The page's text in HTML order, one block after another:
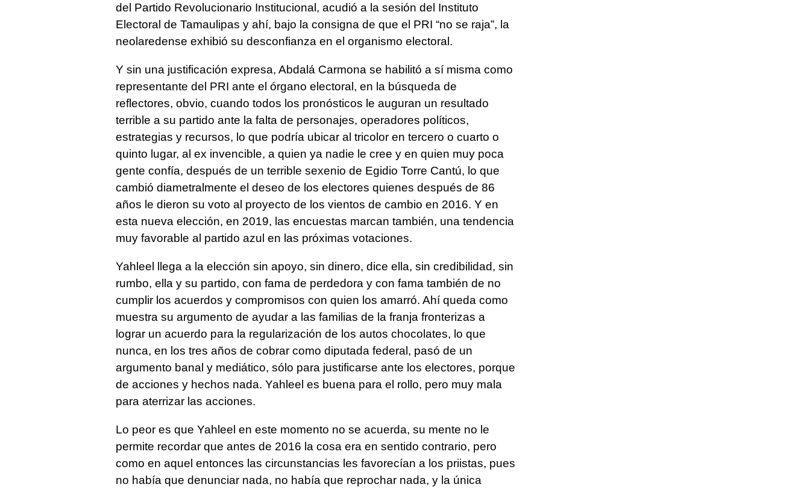
del Partido Revolucionario Institucional, acudió a la sesión del Instituto
Electoral de Tamaulipas y ahí, bajo la consigna de que el PRI “no se raja”, la
neolaredense exhibió su desconfianza en el organismo electoral.
Y sin una justificación expresa, Abdalá Carmona se habilitó a sí misma como
representante del PRI ante el órgano electoral, en la búsqueda de
reflectores, obvio, cuando todos los pronósticos le auguran un resultado
terrible a su partido ante la falta de personajes, operadores políticos,
estrategias y recursos, lo que podría ubicar al tricolor en tercero o cuarto o
quinto lugar, al ex invencible, a quien ya nadie le cree y en quien muy poca
gente confía, después de un terrible sexenio de Egidio Torre Cantú, lo que
cambió diametralmente el deseo de los electores quienes después de 86
años le dieron su voto al proyecto de los vientos de cambio en 2016. Y en
esta nueva elección, en 2019, las encuestas marcan también, una tendencia
muy favorable al partido azul en las próximas votaciones.
Yahleel llega a la elección sin apoyo, sin dinero, dice ella, sin credibilidad, sin
rumbo, ella y su partido, con fama de perdedora y con fama también de no
cumplir los acuerdos y compromisos con quien los amarró. Ahí queda como
muestra su argumento de ayudar a las familias de la franja fronterizas a
lograr un acuerdo para la regularización de los autos chocolates, lo que
nunca, en los tres años de cobrar como diputada federal, pasó de un
argumento banal y mediático, sólo para justificarse ante los electores, porque
de acciones y hechos nada. Yahleel es buena para el rollo, pero muy mala
para aterrizar las acciones.
Lo peor es que Yahleel en este momento no se acuerda, su mente no le
permite recordar que antes de 2016 la cosa era en sentido contrario, pero
como en aquel entonces las circunstancias les favorecían a los priistas, pues
no había que denunciar nada, no había que reprochar nada, y la única